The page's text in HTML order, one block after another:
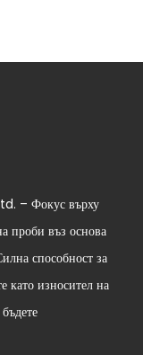
– Фокус върху
проби въз основа
способност за
като износител на